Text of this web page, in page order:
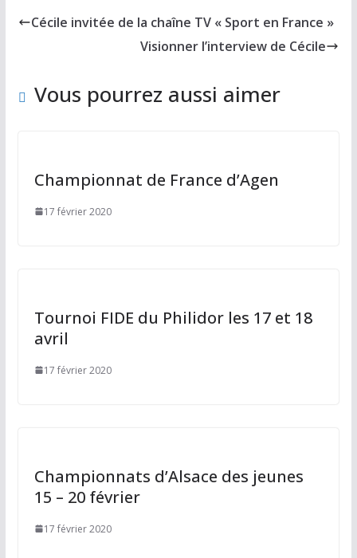
b
k
d l g
er
Cécile invitée de la chaîne TV « Sport en France »
Visionner l’interview de Cécile
Vous pourrez aussi aimer
Championnat de France d’Agen
17 février 2020
Tournoi FIDE du Philidor les 17 et 18
avril
17 février 2020
Championnats d’Alsace des jeunes
15 – 20 février
17 février 2020